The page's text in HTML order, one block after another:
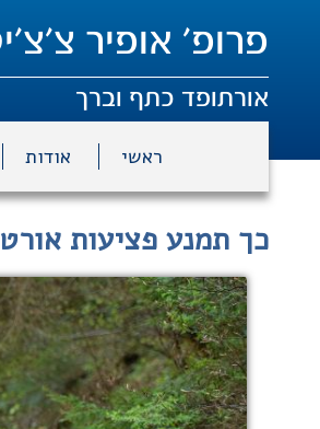
פרופ' אופיר
אורתופד כתף וברך
ראשי אודות
כך תמנע פציעות